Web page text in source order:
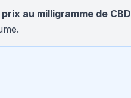
prix au milligramme de CBD